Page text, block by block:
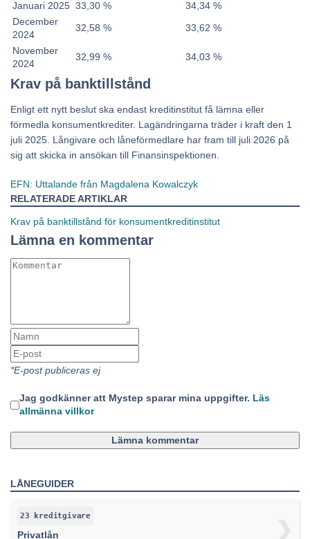
Januari 2025 33,30 %
34,34 %
December
2024
32,58 % 33,62 %
November
2024
32,99 % 34,03 %
Krav på banktillstånd
Enligt ett nytt beslut ska endast kreditinstitut få lämna eller
förmedla konsumentkrediter. Lagändringarna träder i kraft den 1
juli 2025. Långivare och låneförmedlare har fram till juli 2026 på
sig att skicka in ansökan till Finansinspektionen.
EFN: Uttalande från Magdalena Kowalczyk
RELATERADE ARTIKLAR
Krav på banktillstånd för konsumentkreditinstitut
Lämna en kommentar
*E-post publiceras ej
Jag godkänner att Mystep sparar mina uppgifter. Läs
allmänna villkor
Lämna kommentar
LÅNEGUIDER
23 kreditgivare
Privatlån